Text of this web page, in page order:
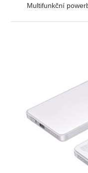
Multifunkční